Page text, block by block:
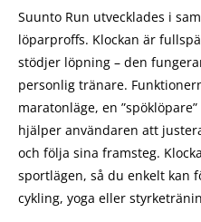
Suunto Run utvecklades i
löparproffs. Klockan är
stödjer löpning – den
personlig tränare.
maratonläge, en
hjälper användaren att
och följa sina framsteg.
sportlägen, så du enkelt kan
cykling, yoga eller